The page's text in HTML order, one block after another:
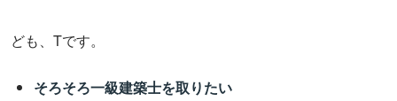
ども、Tです。
そろそろ一級建築士を取りたい